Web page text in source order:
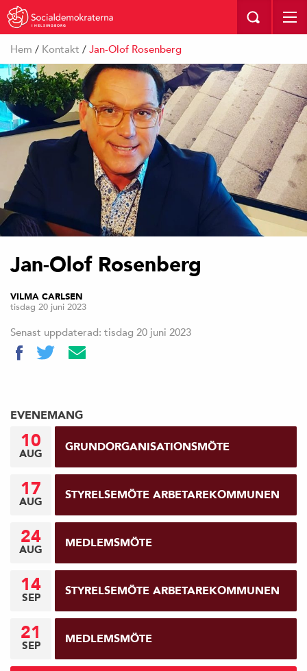
I HELSINGBORG
Hem / Kontakt / Jan-Olof Rosenberg
Jan-Olof Rosenberg
VILMA CARLSEN
tisdag 20 juni 2023
Senast uppdaterad: tisdag 20 juni 2023
EVENEMANG
10
AUG GRUNDORGANISATIONSMÖTE
17
AUG STYRELSEMÖTE ARBETAREKOMMUNEN
24
AUG MEDLEMSMÖTE
14
SEP STYRELSEMÖTE ARBETAREKOMMUNEN
21
SEP MEDLEMSMÖTE